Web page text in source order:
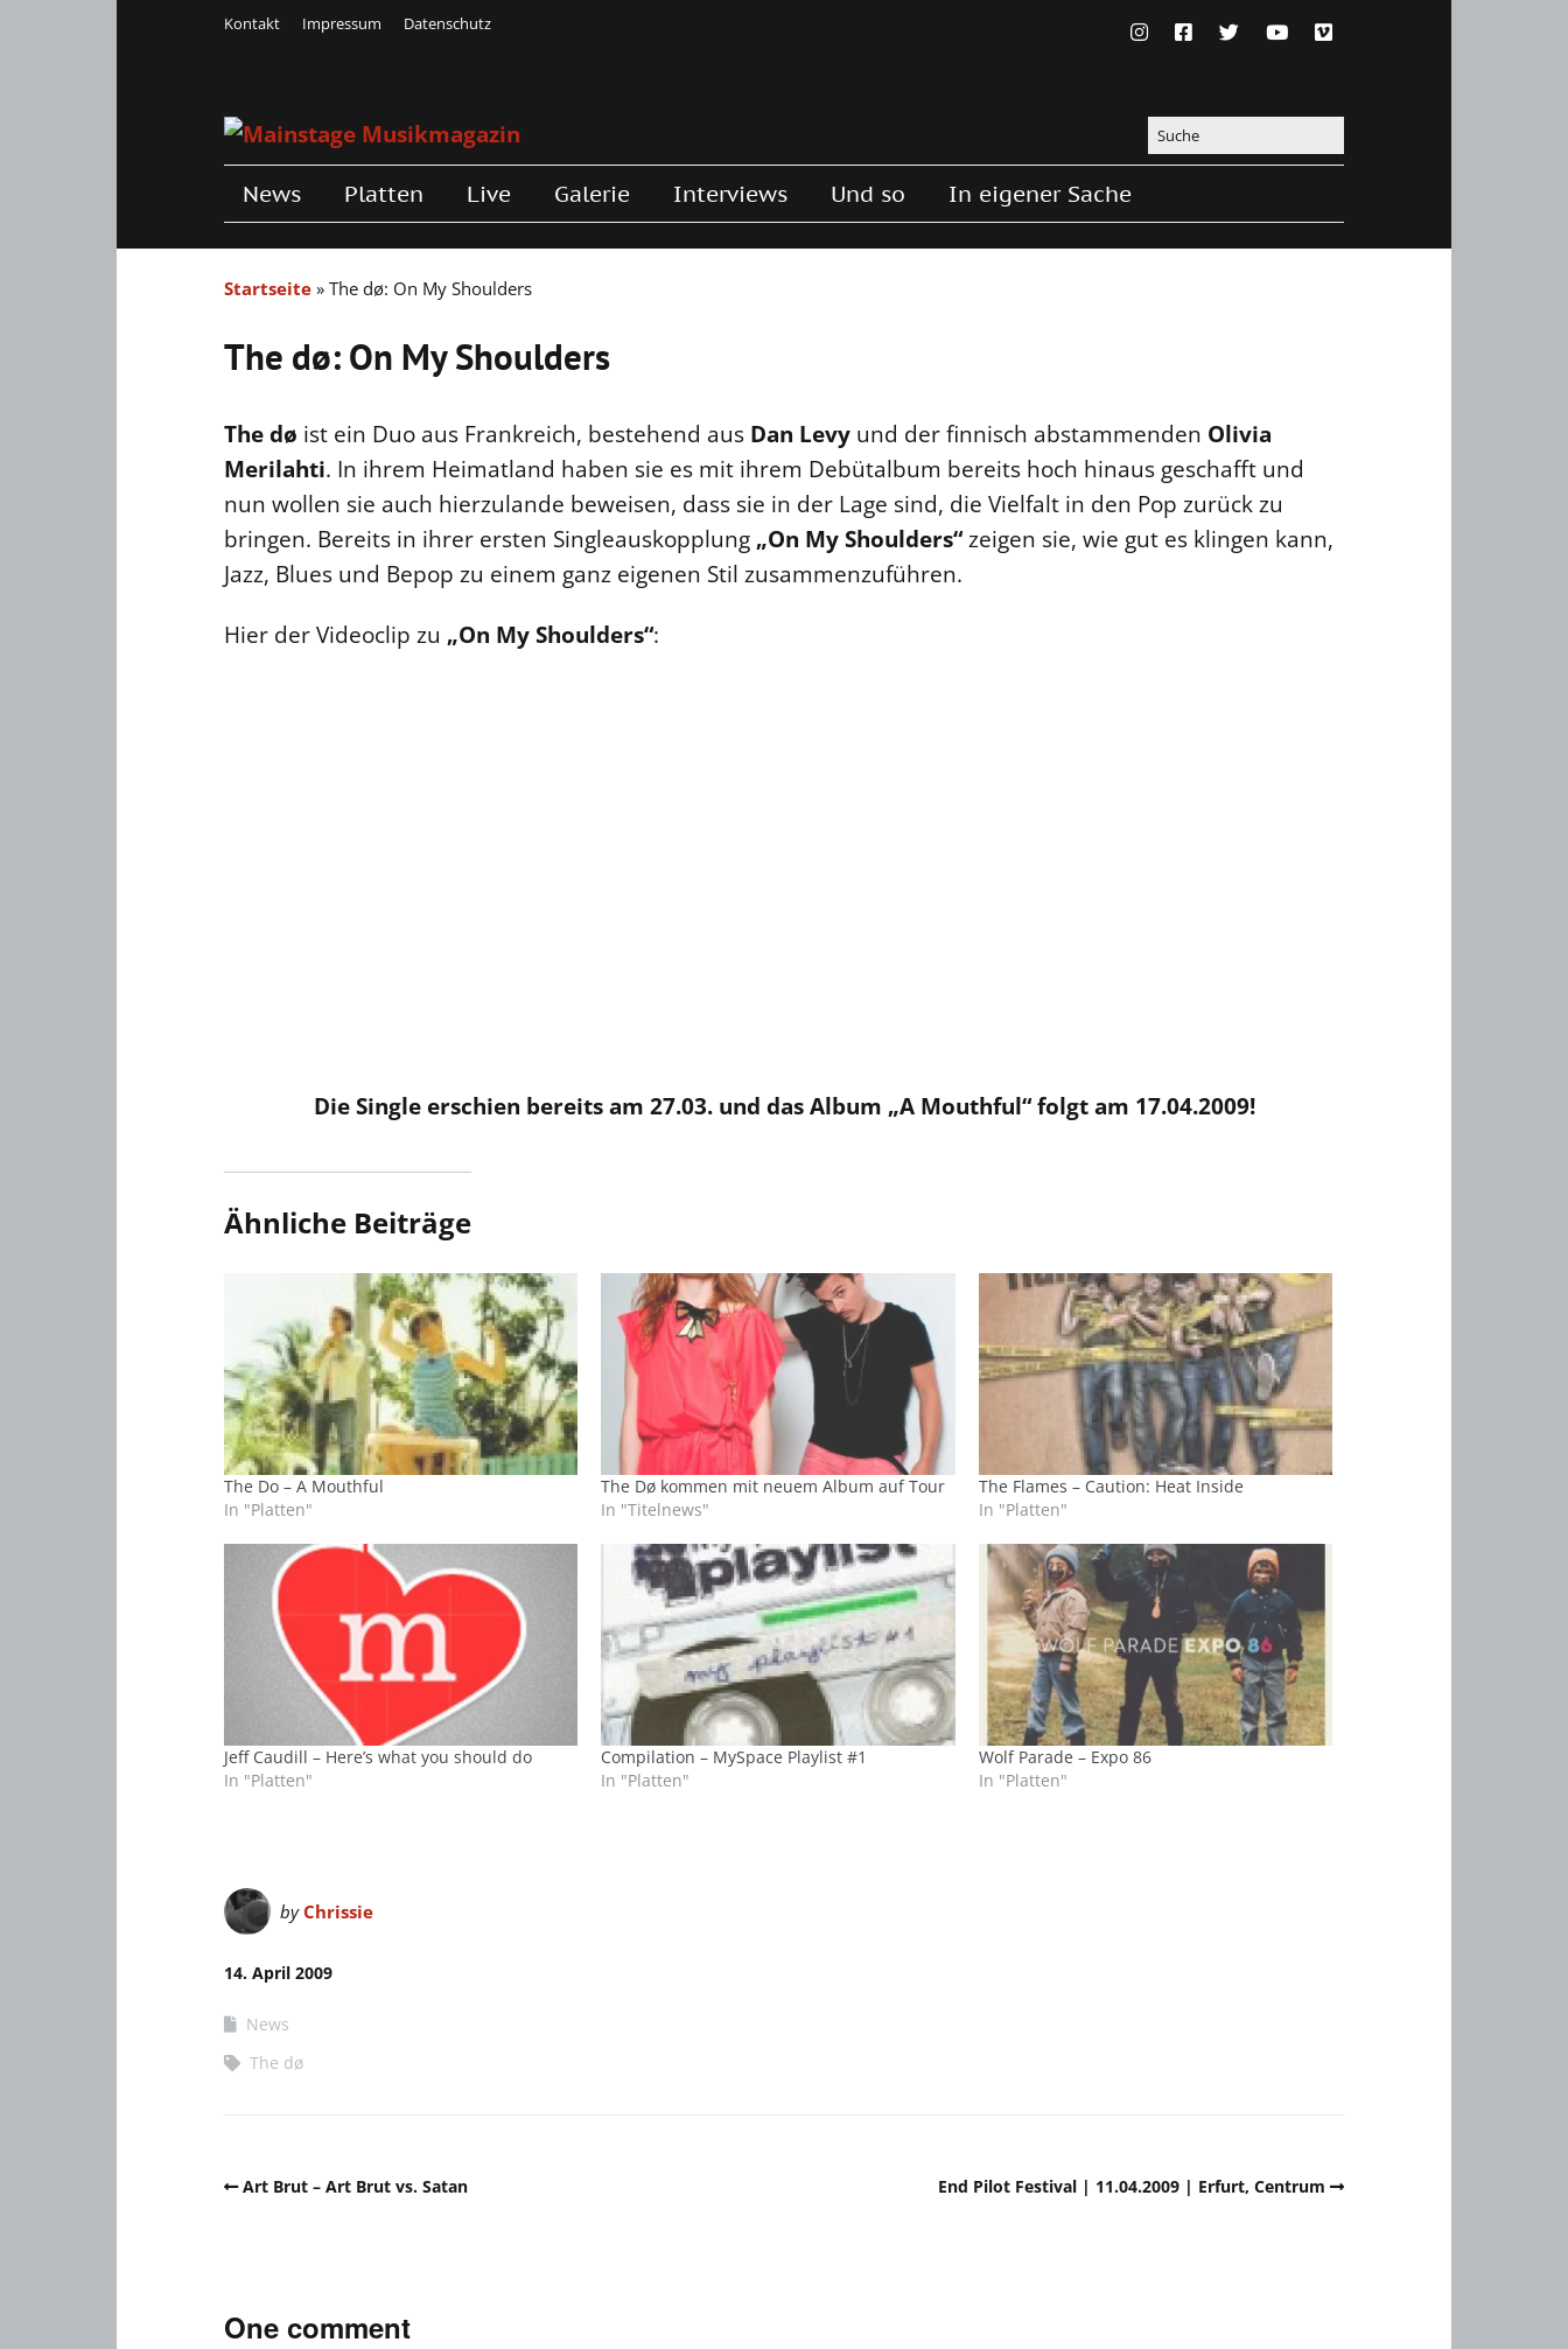
Kontakt Impressum Datenschutz
News Platten Live Galerie Interviews Und so In eigener Sache
Startseite » The dø: On My Shoulders
The dø: On My Shoulders
The dø ist ein Duo aus Frankreich, bestehend aus Dan Levy und der finnisch abstammenden Olivia
Merilahti. In ihrem Heimatland haben sie es mit ihrem Debütalbum bereits hoch hinaus geschafft und
nun wollen sie auch hierzulande beweisen, dass sie in der Lage sind, die Vielfalt in den Pop zurück zu
bringen. Bereits in ihrer ersten Singleauskopplung „On My Shoulders“zeigen sie, wie gut es klingen kann,
Jazz, Blues und Bepop zu einem ganz eigenen Stil zusammenzuführen.
Hier der Videoclip zu „On My Shoulders“:
Die Single erschien bereits am 27.03. und das Album „A Mouthful“ folgt am 17.04.2009!
Ähnliche Beiträge
The Do – A Mouthful
In "Platten"
The Dø kommen mit neuem Album auf Tour
In "Titelnews"
The Flames – Caution: Heat Inside
In "Platten"
Jeff Caudill – Here’s what you should do
In "Platten"
Compilation – MySpace Playlist #1
In "Platten"
Wolf Parade – Expo 86
In "Platten"
byChrissie
14. April 2009
News
The dø
Art Brut – Art Brut vs. Satan End Pilot Festival | 11.04.2009 | Erfurt, Centrum
One comment